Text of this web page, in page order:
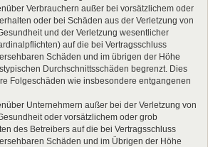
Verbrauchern außer bei vorsätzlichem oder
oder bei Schäden aus der Verletzung von
und der Verletzung wesentlicher
auf die bei Vertragsschluss
Schäden und im übrigen der Höhe
Durchschnittsschäden begrenzt. Dies
Folgeschäden wie insbesondere entgangenen
Unternehmern außer bei der Verletzung von
oder vorsätzlichem oder grob
des Betreibers auf die bei Vertragsschluss
Schäden und im Übrigen der Höhe